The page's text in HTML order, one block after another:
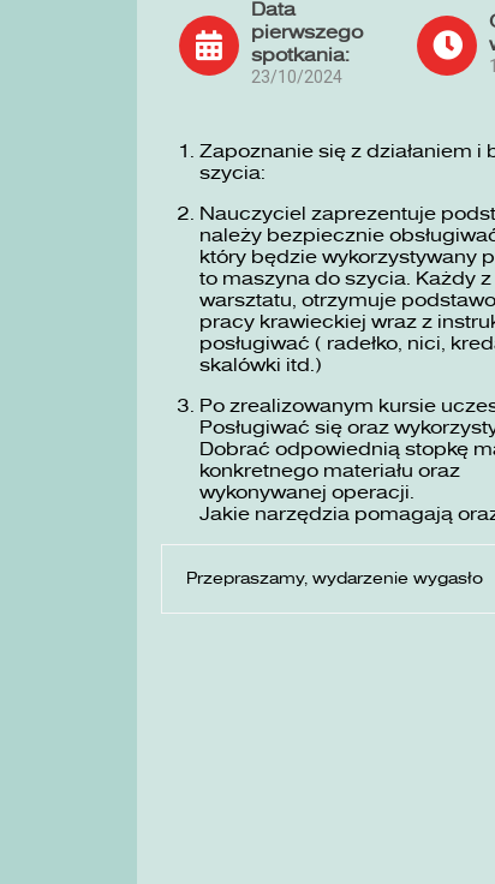
Data
pierwszego
spotkania:
23/10/2024
Zapoznanie się z działaniem i
szycia:
Nauczyciel zaprezentuje
należy bezpiecznie
który będzie wykorzystywany
to maszyna do szycia. Każdy
warsztatu, otrzymuje
pracy krawieckiej wraz z
posługiwać ( radełko, nici,
skalówki itd.)
Po zrealizowanym kursie
Posługiwać się oraz
Dobrać odpowiednią stopkę
konkretnego materiału oraz
wykonywanej operacji.
Jakie narzędzia pomagają
Przepraszamy, wydarzenie wygasło